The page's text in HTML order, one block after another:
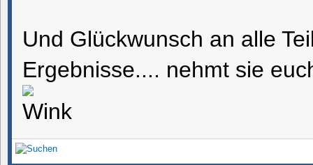
Und Glückwunsch an alle
Ergebnisse.... nehmt sie